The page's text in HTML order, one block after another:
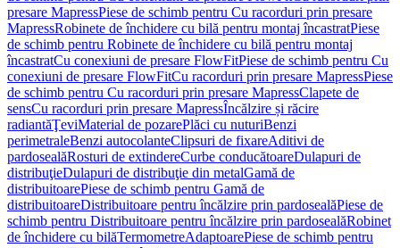
presare MapressPiese de schimb pentru Cu racorduri prin presare
MapressRobinete de închidere cu bilă pentru montaj încastratPiese
de schimb pentru Robinete de închidere cu bilă pentru montaj
încastratCu conexiuni de presare FlowFitPiese de schimb pentru Cu
conexiuni de presare FlowFitCu racorduri prin presare MapressPiese
de schimb pentru Cu racorduri prin presare MapressClapete de
sensCu racorduri prin presare MapressÎncălzire și răcire
radiantăŢeviMaterial de pozarePlăci cu nuturiBenzi
perimetraleBenzi autocolanteClipsuri de fixareAditivi de
pardosealăRosturi de extindereCurbe conducătoareDulapuri de
distribuţieDulapuri de distribuţie din metalGamă de
distribuitoarePiese de schimb pentru Gamă de
distribuitoareDistribuitoare pentru încălzire prin pardosealăPiese de
schimb pentru Distribuitoare pentru încălzire prin pardosealăRobinet
de închidere cu bilăTermometreAdaptoarePiese de schimb pentru